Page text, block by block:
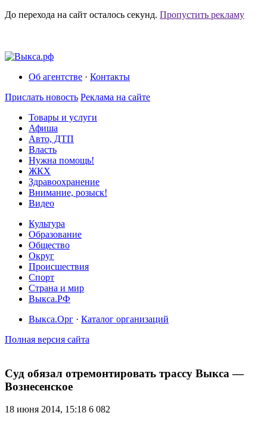
До перехода на сайт осталось секунд. Пропустить рекламу
Об агентстве · Контакты
Прислать новость Реклама на сайте
Товары и услуги
Афиша
Авто, ДТП
Власть
Нужна помощь!
ЖКХ
Здравоохранение
Внимание, розыск!
Видео
Культура
Образование
Общество
Округ
Происшествия
Спорт
Страна и мир
Выкса.РФ
Выкса.Орг · Каталог организаций
Полная версия сайта
Суд обязал отремонтировать трассу Выкса —
Вознесенское
18 июня 2014, 15:18 6 082